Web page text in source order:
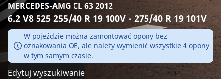
MERCEDES-AMG CL 63 2012
6.2 V8 525 255/40 R 19 100V - 275/40 R 19 101V
W pojeździe można zamontować opony bez
oznakowania OE, ale należy wymienić wszystkie 4 opony
w tym samym czasie.
Edytuj wyszukiwanie